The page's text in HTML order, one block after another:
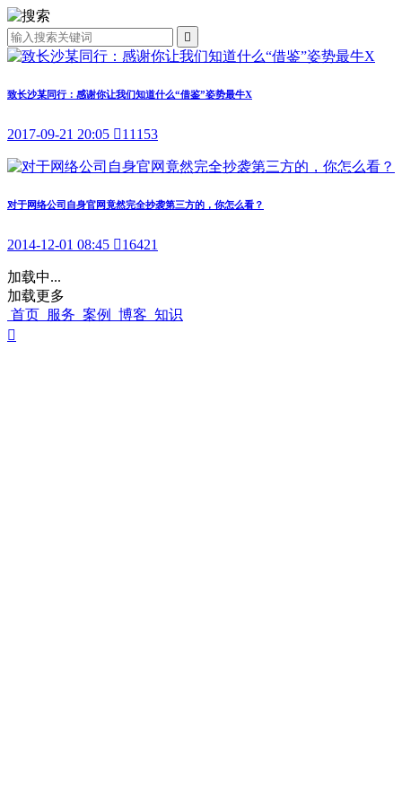

致长沙某同行：感谢你让我们知道什么“借鉴”姿势最牛X
2017-09-21 20:05 11153
对于网络公司自身官网竟然完全抄袭第三方的，你怎么看？
2014-12-01 08:45 16421
加载中...
加载更多
首页 服务 案例 博客 知识
